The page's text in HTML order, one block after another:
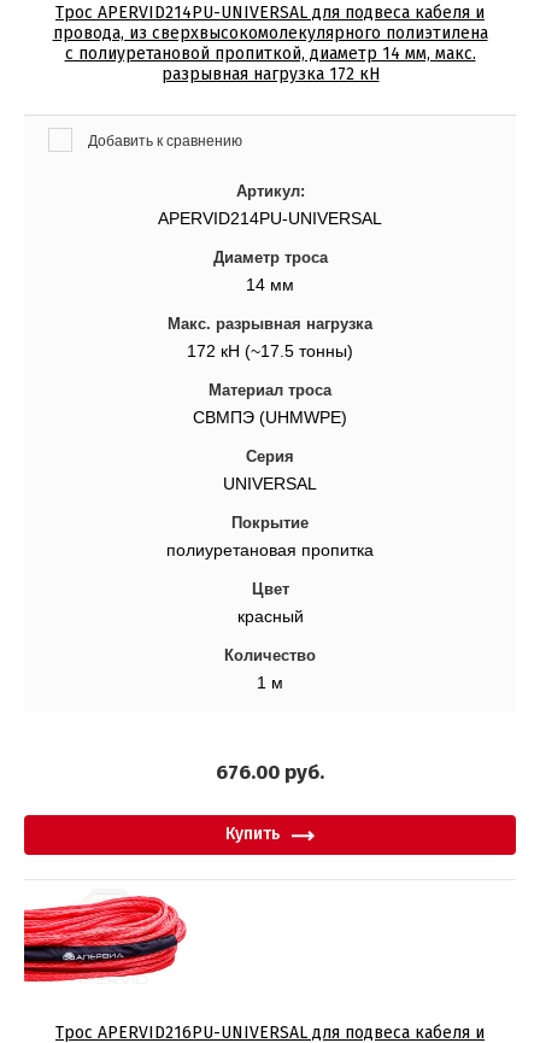
Трос APERVID214PU-UNIVERSAL для подвеса кабеля и
провода, из сверхвысокомолекулярного полиэтилена
с полиуретановой пропиткой, диаметр 14 мм, макс.
разрывная нагрузка 172 кН
Добавить к сравнению
Артикул:
APERVID214PU-UNIVERSAL
Диаметр троса
14 мм
Макс. разрывная нагрузка
172 кН (~17.5 тонны)
Материал троса
СВМПЭ (UHMWPE)
Серия
UNIVERSAL
Покрытие
полиуретановая пропитка
Цвет
красный
Количество
1 м
676.00 руб.
Купить
Трос APERVID216PU-UNIVERSAL для подвеса кабеля и